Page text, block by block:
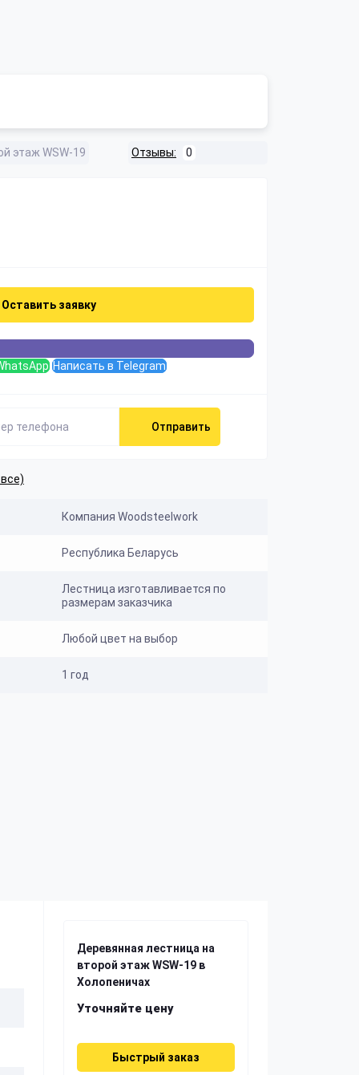
этаж WSW-19 Отзывы: 0
Оставить заявку
Написать в Telegram
Отправить
Компания Woodsteelwork
Республика Беларусь
Лестница изготавливается по
размерам заказчика
Любой цвет на выбор
1 год
Деревянная лестница на
второй этаж WSW-19 в
Холопеничах
Уточняйте цену
Быстрый заказ